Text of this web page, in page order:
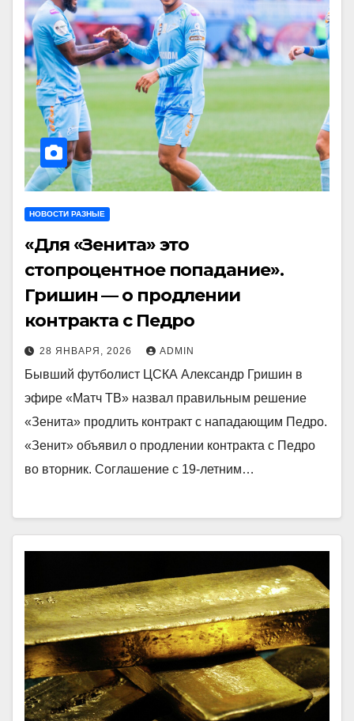
НОВОСТИ РАЗНЫЕ
«Для «Зенита» это
стопроцентное попадание».
Гришин — о продлении
контракта с Педро
28 ЯНВАРЯ, 2026 ADMIN
Бывший футболист ЦСКА Александр Гришин в
эфире «Матч ТВ» назвал правильным решение
«Зенита» продлить контракт с нападающим Педро.
«Зенит» объявил о продлении контракта с Педро
во вторник. Соглашение с 19‑летним…